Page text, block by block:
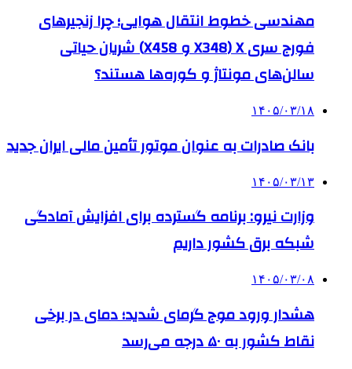
مهندسی خطوط انتقال هوایی؛ چرا زنجیرهای
فورج سری X (X348 و X458) شریان حیاتی
سالن‌های مونتاژ و کوره‌ها هستند؟
۱۴۰۵/۰۳/۱۸
بانک صادرات به‌ عنوان موتور تأمین مالی ایران جدید
۱۴۰۵/۰۳/۱۳
وزارت نیرو: برنامه‌ گسترده برای افزایش آمادگی
شبکه برق کشور داریم
۱۴۰۵/۰۳/۰۸
هشدار ورود موج گرمای شدید؛ دمای در برخی
نقاط کشور به ۵۰ درجه می‌رسد